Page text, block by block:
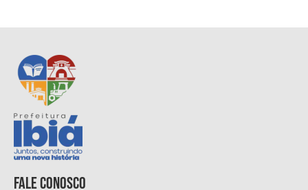
Fale conosco